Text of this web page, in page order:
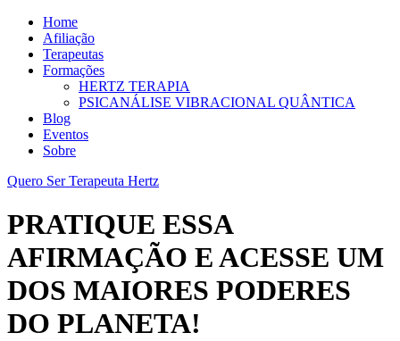
Home
Afiliação
Terapeutas
Formações
HERTZ TERAPIA
PSICANÁLISE VIBRACIONAL QUÂNTICA
Blog
Eventos
Sobre
Quero Ser Terapeuta Hertz
PRATIQUE ESSA
AFIRMAÇÃO E ACESSE UM
DOS MAIORES PODERES
DO PLANETA!